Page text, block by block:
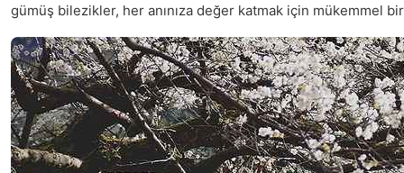
gümüş bilezikler, her anınıza değer katmak için mükemmel